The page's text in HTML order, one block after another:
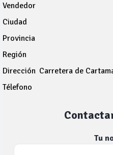
Vendedor
Ciudad
Provincia
Región
Dirección Carretera de
Télefono
Tu